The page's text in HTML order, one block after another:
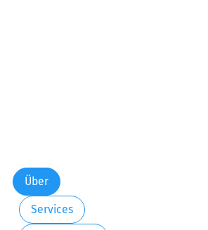
Über
Services